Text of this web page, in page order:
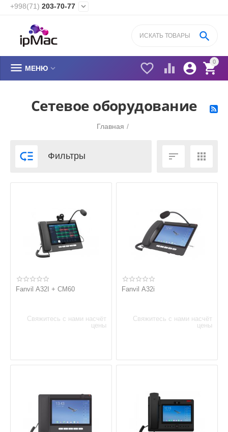
+998(71) 203-70-77 
0


 

 МЕНЮ 
Сетевое оборудование
Главная /
 Фильтры  
Fanvil A32I + CM60
Свяжитесь с нами насчёт
цены
Fanvil A32i
Свяжитесь с нами насчёт
цены